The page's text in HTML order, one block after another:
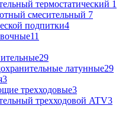
термостатический 1
cмесительный 7
подпитки4
11
29
латунные29
3
трехходовые3
трехходовой ATV3